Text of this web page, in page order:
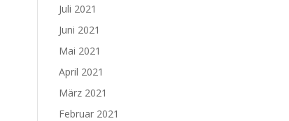
Juli 2021
Juni 2021
Mai 2021
April 2021
März 2021
Februar 2021